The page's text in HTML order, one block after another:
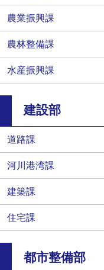
農業振興課
農林整備課
水産振興課
建設部
道路課
河川港湾課
建築課
住宅課
都市整備部